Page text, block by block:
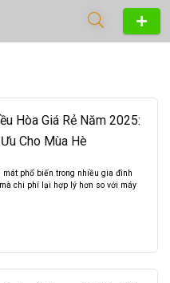
Hòa Giá Rẻ Năm 2025:
Cho Mùa Hè
phổ biến trong nhiều gia đình
chi phí lại hợp lý hơn so với máy